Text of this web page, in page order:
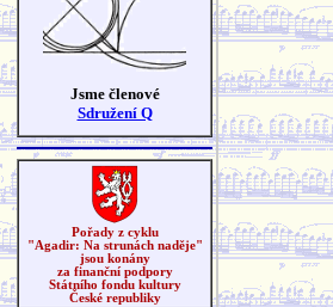
Jsme členové
Sdružení Q
Pořady z cyklu
"Agadir: Na strunách naděje"
jsou konány
za finanční podpory
Státního fondu kultury
České republiky